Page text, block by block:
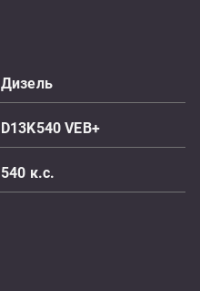
Дизель
D13K540 VEB+
540 к.с.